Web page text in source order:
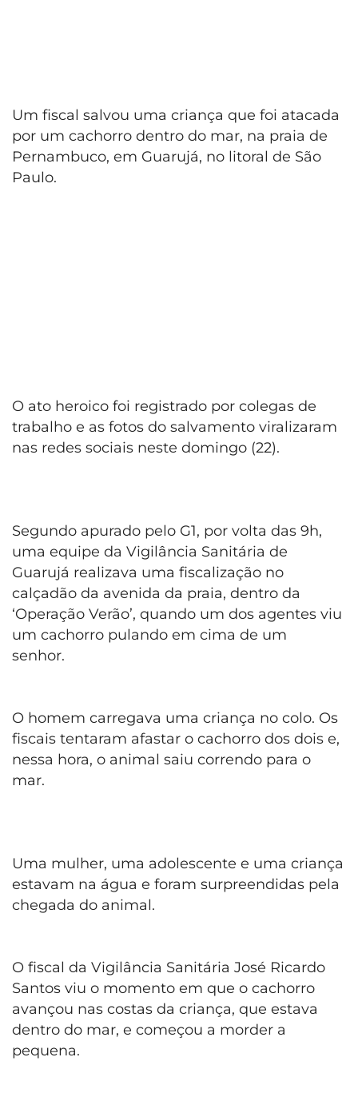
Um fiscal salvou uma criança que foi atacada
por um cachorro dentro do mar, na praia de
Pernambuco, em Guarujá, no litoral de São
Paulo.
O ato heroico foi registrado por colegas de
trabalho e as fotos do salvamento viralizaram
nas redes sociais neste domingo (22).
Segundo apurado pelo G1, por volta das 9h,
uma equipe da Vigilância Sanitária de
Guarujá realizava uma fiscalização no
calçadão da avenida da praia, dentro da
‘Operação Verão’, quando um dos agentes viu
um cachorro pulando em cima de um
senhor.
O homem carregava uma criança no colo. Os
fiscais tentaram afastar o cachorro dos dois e,
nessa hora, o animal saiu correndo para o
mar.
Uma mulher, uma adolescente e uma criança
estavam na água e foram surpreendidas pela
chegada do animal.
O fiscal da Vigilância Sanitária José Ricardo
Santos viu o momento em que o cachorro
avançou nas costas da criança, que estava
dentro do mar, e começou a morder a
pequena.